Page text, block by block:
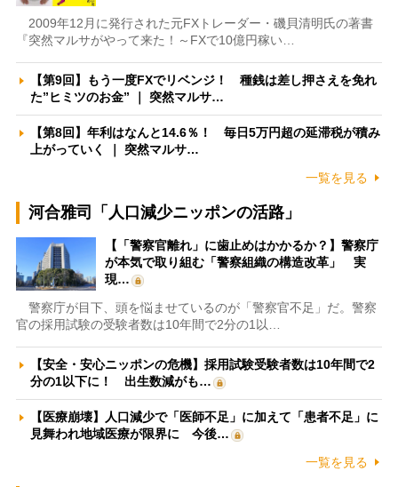
2009年12月に発行された元FXトレーダー・磯貝清明氏の著書
『突然マルサがやって来た！～FXで10億円稼い…
【第9回】もう一度FXでリベンジ！ 種銭は差し押さえを免れ
た”ヒミツのお金” ｜ 突然マルサ…
【第8回】年利はなんと14.6％！ 毎日5万円超の延滞税が積み
上がっていく ｜ 突然マルサ…
一覧を見る
河合雅司「人口減少ニッポンの活路」
【「警察官離れ」に歯止めはかかるか？】警察庁
が本気で取り組む「警察組織の構造改革」 実
現…
警察庁が目下、頭を悩ませているのが「警察官不足」だ。警察
官の採用試験の受験者数は10年間で2分の1以…
【安全・安心ニッポンの危機】採用試験受験者数は10年間で2
分の1以下に！ 出生数減がも…
【医療崩壊】人口減少で「医師不足」に加えて「患者不足」に
見舞われ地域医療が限界に 今後…
一覧を見る